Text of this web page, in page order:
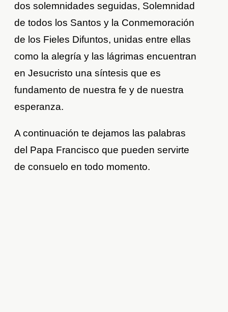
dos solemnidades seguidas, Solemnidad
de todos los Santos y la Conmemoración
de los Fieles Difuntos, unidas entre ellas
como la alegría y las lágrimas encuentran
en Jesucristo una síntesis que es
fundamento de nuestra fe y de nuestra
esperanza.
A continuación te dejamos las palabras
del Papa Francisco que pueden servirte
de consuelo en todo momento.